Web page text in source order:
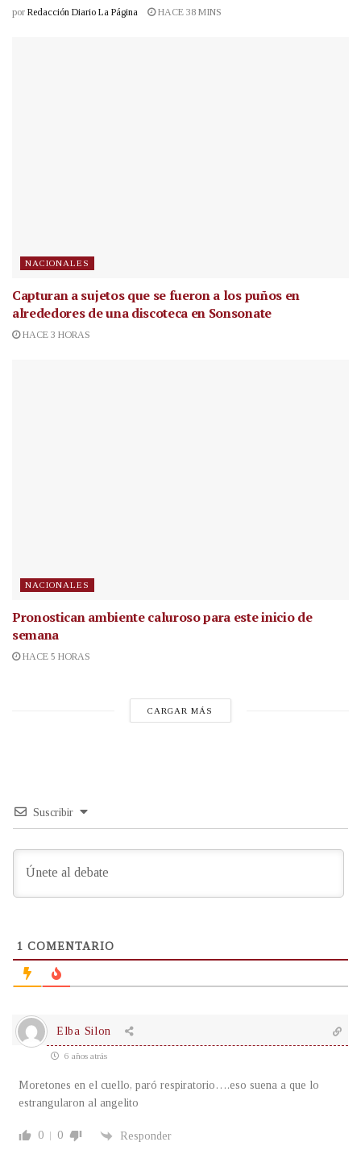
por Redacción Diario La Página HACE 38 MINS
NACIONALES
Capturan a sujetos que se fueron a los puños en
alrededores de una discoteca en Sonsonate
HACE 3 HORAS
NACIONALES
Pronostican ambiente caluroso para este inicio de
semana
HACE 5 HORAS
CARGAR MÁS
Suscribir
1 COMENTARIO
Elba Silon
6 años atrás
Moretones en el cuello, paró respiratorio….eso suena a que lo
estrangularon al angelito
0 0 Responder